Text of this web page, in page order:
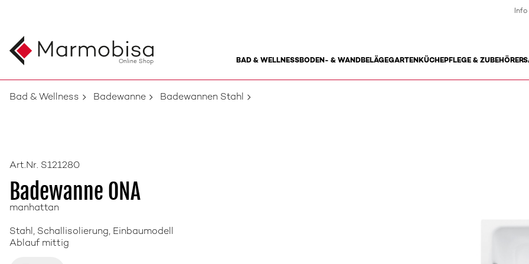
Online Shop BAD & WELLNESSBODEN- & WANDBELÄGEGARTENKÜCHEPFLEGE & ZUBEHÖR
Info
Bad & Wellness Badewanne Badewannen Stahl
Art.Nr. S121280
Badewanne ONA
manhattan
Stahl, Schallisolierung, Einbaumodell
Ablauf mittig